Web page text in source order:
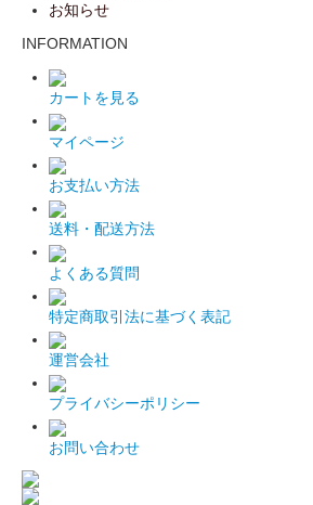
お知らせ
INFORMATION
カートを見る
マイページ
お支払い方法
送料・配送方法
よくある質問
特定商取引法に基づく表記
運営会社
プライバシーポリシー
お問い合わせ